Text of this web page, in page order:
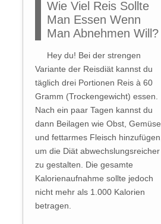
Wie Viel Reis Sollte
Man Essen Wenn
Man Abnehmen Will?
Hey du! Bei der strengen
Variante der Reisdiät kannst du
täglich drei Portionen Reis à 60
Gramm (Trockengewicht) essen.
Nach ein paar Tagen kannst du
dann Beilagen wie Obst, Gemüse
und fettarmes Fleisch hinzufügen,
um die Diät abwechslungsreicher
zu gestalten. Die gesamte
Kalorienaufnahme sollte jedoch
nicht mehr als 1.000 Kalorien
betragen.